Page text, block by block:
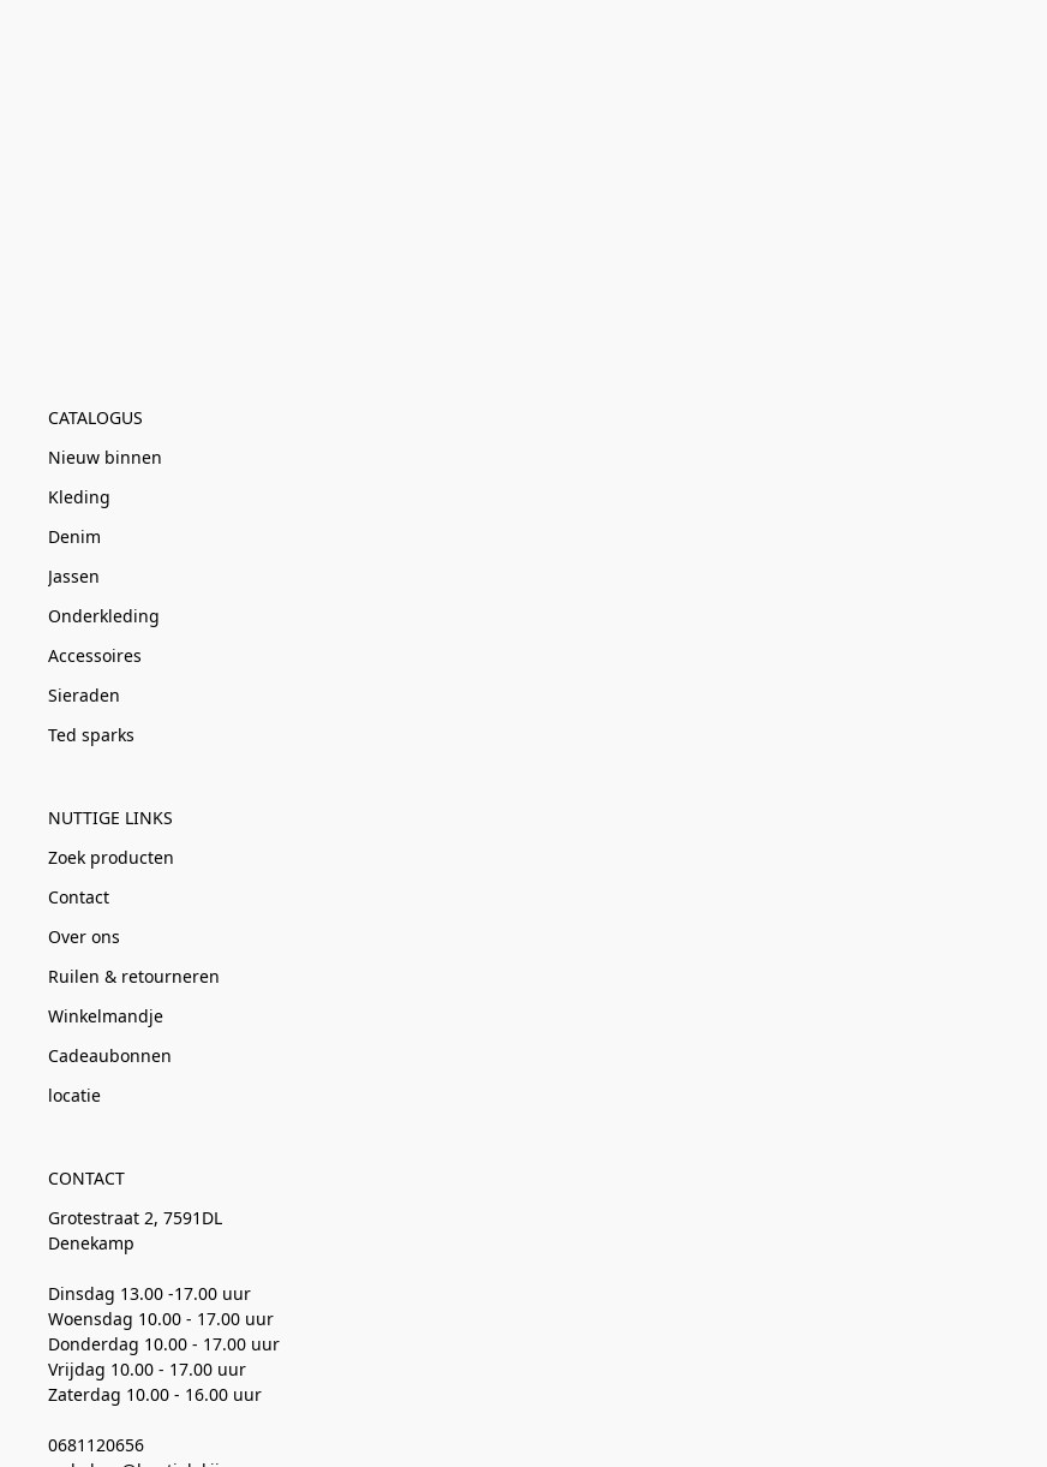
CATALOGUS
Nieuw binnen
Kleding
Denim
Jassen
Onderkleding
Accessoires
Sieraden
Ted sparks
NUTTIGE LINKS
Zoek producten
Contact
Over ons
Ruilen & retourneren
Winkelmandje
Cadeaubonnen
locatie
CONTACT
Grotestraat 2, 7591DL
Denekamp
Dinsdag 13.00 -17.00 uur
Woensdag 10.00 - 17.00 uur
Donderdag 10.00 - 17.00 uur
Vrijdag 10.00 - 17.00 uur
Zaterdag 10.00 - 16.00 uur
0681120656